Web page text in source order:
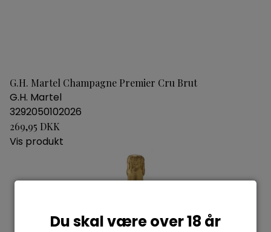
Du skal være over 18 år
G.H. Martel Champagne Premier Cru Brut
G.H. Martel
3292050102026
269,95 DKK
Vis produkt